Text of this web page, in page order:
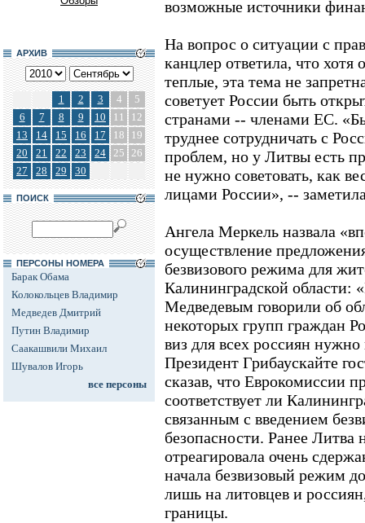
АРХИВ
1 2 3 4
5
6
7 8 9 10 11
12
13
14 15 16 17 18
19
20
21 22 23 24 25 26
27
28 29 30
ПОИСК
ПЕРСОНЫ НОМЕРА
Барак Обама
Колокольцев Владимир
Медведев Дмитрий
Путин Владимир
Саакашвили Михаил
Шувалов Игорь
все персоны
возможные источники
На вопрос о ситуации с
канцлер ответила, что
теплые, эта тема не
советует России быть
странами -- членами ЕС.
труднее сотрудничать с
проблем, но у Литвы есть
не нужно советовать, как
лицами России», --
Ангела Меркель назвала
осуществление
безвизового режима для
Калининградской
Медведевым говорили об
некоторых групп граждан
виз для всех россиян
Президент Грибаускайте
сказав, что Еврокомиссии
соответствует ли
связанным с введением
безопасности. Ранее
отреагировала очень
начала безвизовый режим
лишь на литовцев и
границы.